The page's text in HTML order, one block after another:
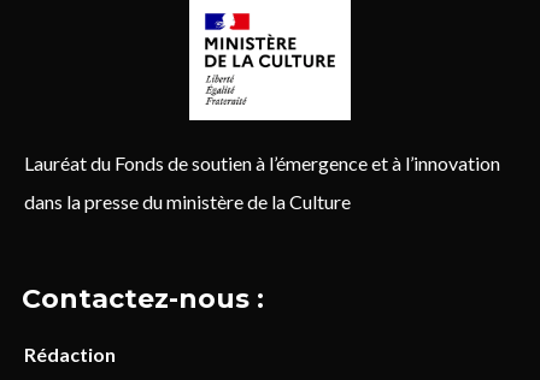
Lauréat du Fonds de soutien à l’émergence et à l’innovation
dans la presse du ministère de la Culture
Contactez-nous :
Rédaction